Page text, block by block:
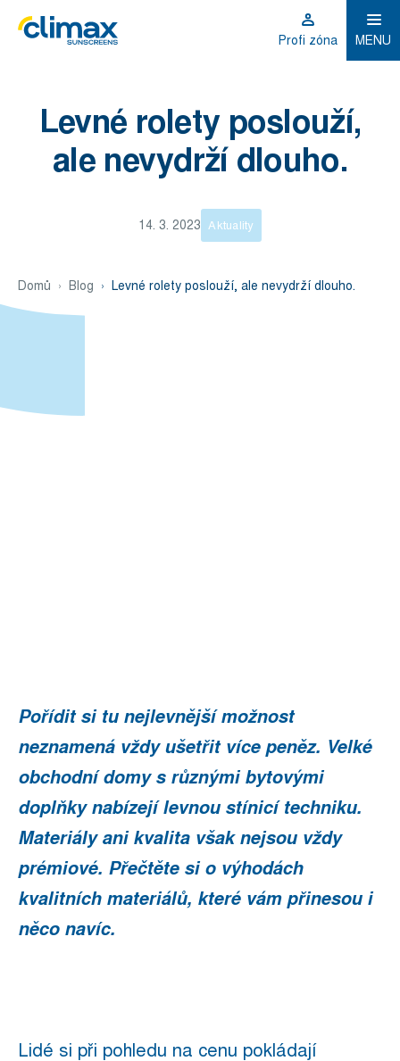
Profi zóna MENU
Levné rolety poslouží,
ale nevydrží dlouho.
14. 3. 2023 Aktuality
Domů Blog Levné rolety poslouží, ale nevydrží dlouho.
Pořídit si tu nejlevnější možnost
neznamená vždy ušetřit více peněz. Velké
obchodní domy s různými bytovými
doplňky nabízejí levnou stínicí techniku.
Materiály ani kvalita však nejsou vždy
prémiové. Přečtěte si o výhodách
kvalitních materiálů, které vám přinesou i
něco navíc.
Lidé si při pohledu na cenu pokládají